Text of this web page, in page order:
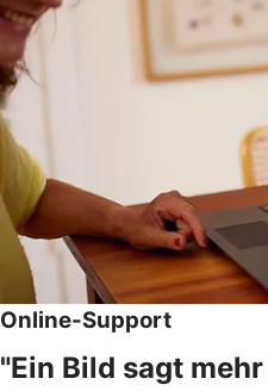
Online-Support
"Ein Bild sagt